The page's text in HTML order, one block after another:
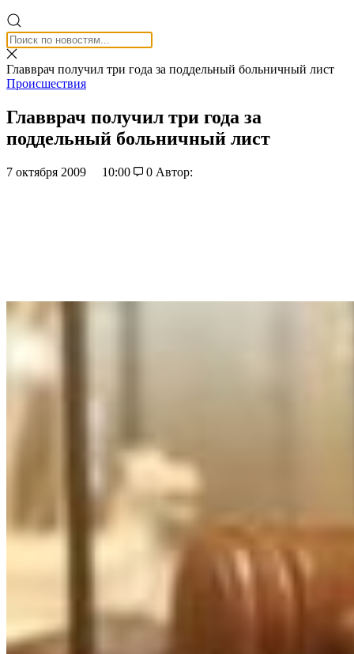
Главврач получил три года за поддельный больничный лист
Происшествия
Главврач получил три года за
поддельный больничный лист
7 октября 2009 10:00 0 Автор: